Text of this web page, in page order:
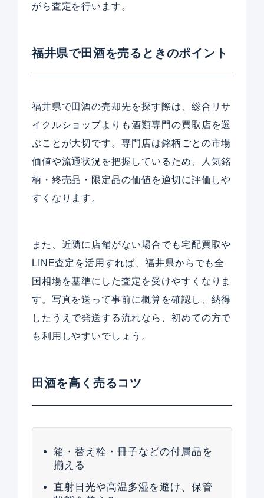
がら査定を行います。
福井県で田酒を売るときのポイント
福井県で田酒の売却先を探す際は、総合リサ
イクルショップよりも酒類専門の買取店を選
ぶことが大切です。専門店は銘柄ごとの市場
価値や流通状況を把握しているため、人気銘
柄・終売品・限定品の価値を適切に評価しや
すくなります。
また、近隣に店舗がない場合でも宅配買取や
LINE査定を活用すれば、福井県からでも全
国相場を基準にした査定を受けやすくなりま
す。写真を送って事前に概算を確認し、納得
したうえで発送する流れなら、初めての方で
も利用しやすいでしょう。
田酒を高く売るコツ
箱・替え栓・冊子などの付属品を
揃える
直射日光や高温多湿を避け、保管